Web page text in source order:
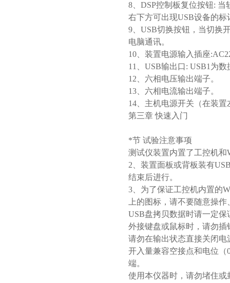
8、DSP控制板复位按钮:
右下方可出现USB设备的标
9、USB切换按钮，当切换
电脑通讯。
10、装置电源输入插座
11、USB输出口: USB1为
12、六相电压输出端子。
13、六相电流输出端子。
14、主机电源开关（在装
第三章 快速入门
*节 试验注意事项
测试仪装置内置了工控机和
2、装置面板或背板装有
结束后进行。
3、为了保证工控机内置的
上的图标，请不要随意操
USB盘拷贝数据时请一定
外接键盘或鼠标时，请勿插
请勿在输出状态直接关闭
开入量兼容空接点和电位
端。
使用本仪器时，请勿堵住